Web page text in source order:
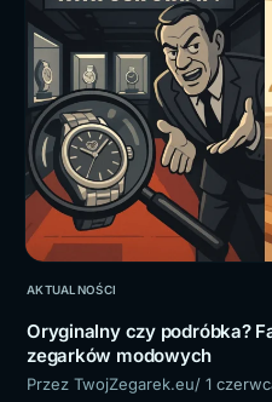
AKTUALNOŚCI
Oryginalny czy podróbka?
zegarków modowych
Przez TwojZegarek.eu/ 1